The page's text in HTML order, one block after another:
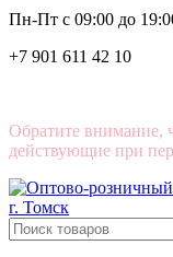
Пн-Пт с 09:00 до
+7 901 611 42 10
Обратите внимание,
действующие при